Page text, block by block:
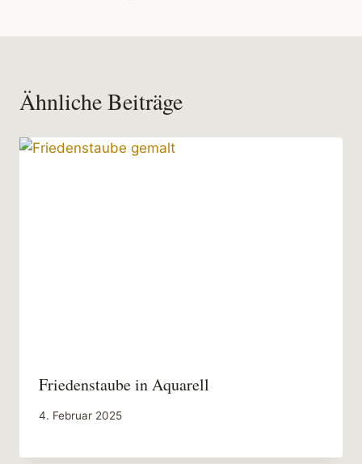
Ähnliche Beiträge
Friedenstaube in Aquarell
4. Februar 2025